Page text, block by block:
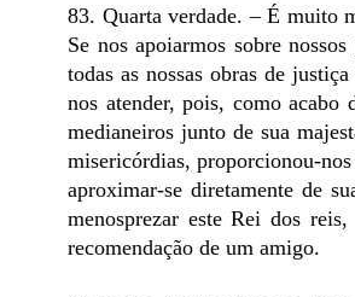
83. Quarta verdade. – É muito
Se nos apoiarmos sobre
todas as nossas obras de
nos atender, pois, como acabo
medianeiros junto de sua
misericórdias, proporcionou-
aproximar-se diretamente de
menosprezar este Rei dos
recomendação de um amigo.